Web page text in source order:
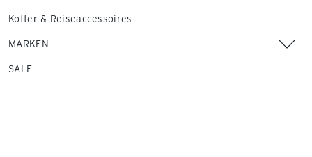
Koffer & Reiseaccessoires
MARKEN
SALE